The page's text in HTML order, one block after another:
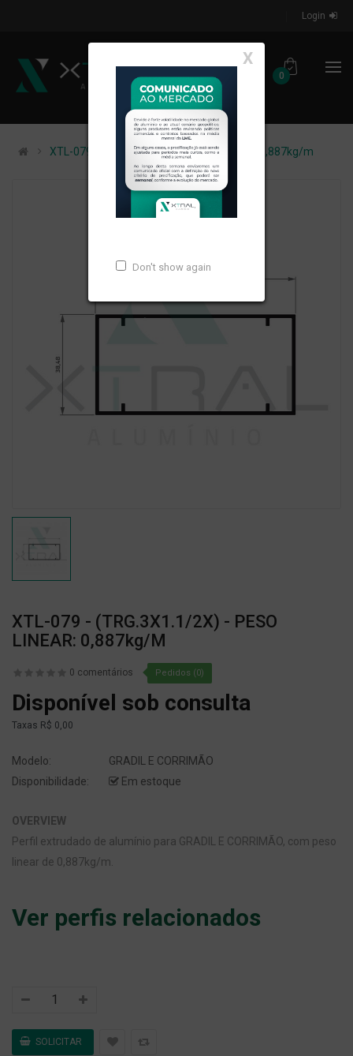
Login
0
X
Don't show again
XTL-079 - (TRG.3X1.1/2X) - PESO LINEAR: 0,887kg/m
XTL-079 - (TRG.3X1.1/2X) - PESO
LINEAR: 0,887kg/m
0 comentários Pedidos (0)
Disponível sob consulta
Taxas R$ 0,00
Modelo:
GRADIL E CORRIMÃO
Disponibilidade:
Em estoque
OVERVIEW
Perfil extrudado de alumínio para GRADIL E CORRIMÃO, com peso
linear de 0,887kg/m.
Ver perfis relacionados